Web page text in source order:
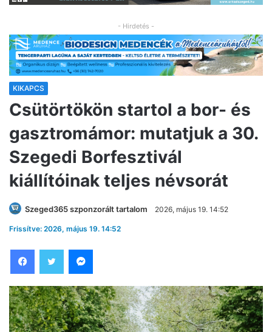
- Hirdetés -
KIKAPCS
Csütörtökön startol a bor- és
gasztromámor: mutatjuk a 30.
Szegedi Borfesztivál
kiállítóinak teljes névsorát
Szeged365 szponzorált tartalom 2026, május 19. 14:52
Frissítve: 2026, május 19. 14:52